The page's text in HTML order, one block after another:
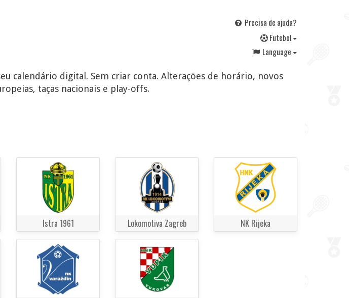
Precisa de ajuda?
Futebol
Language
calendário digital. Sem criar conta. Alterações de horário, novos
taças nacionais e play-offs.
Istra 1961 Lokomotiva Zagreb NK Rijeka